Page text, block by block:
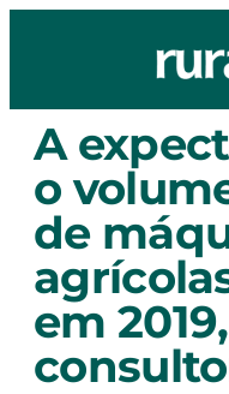
A
o
de
em